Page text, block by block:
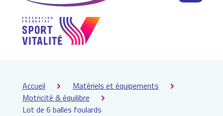
Accueil
Matériels et équipements
Motricité & équilibre
Lot de 6 balles foulards